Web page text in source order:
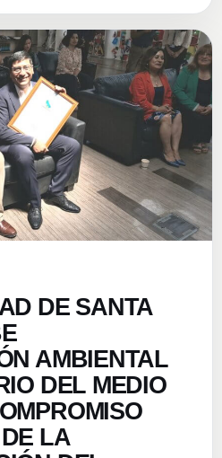
DE SANTA
AMBIENTAL
DEL MEDIO
LA